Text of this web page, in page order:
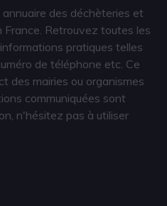
des déchèteries et
Retrouvez toutes les
pratiques telles
de téléphone etc. Ce
des mairies ou organismes
communiquées sont
n'hésitez pas à utiliser